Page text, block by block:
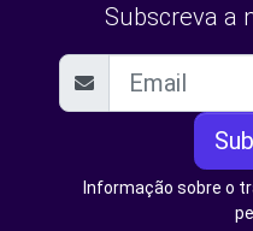
Subscreva a
Informação sobre o